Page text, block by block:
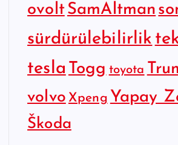
ovoltSamAltman
sürdürülebilirlik
tesla Togg toyota
volvo Xpeng Yapay
Škoda